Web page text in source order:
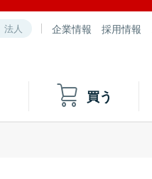
法人 企業情報 採用情報
買う